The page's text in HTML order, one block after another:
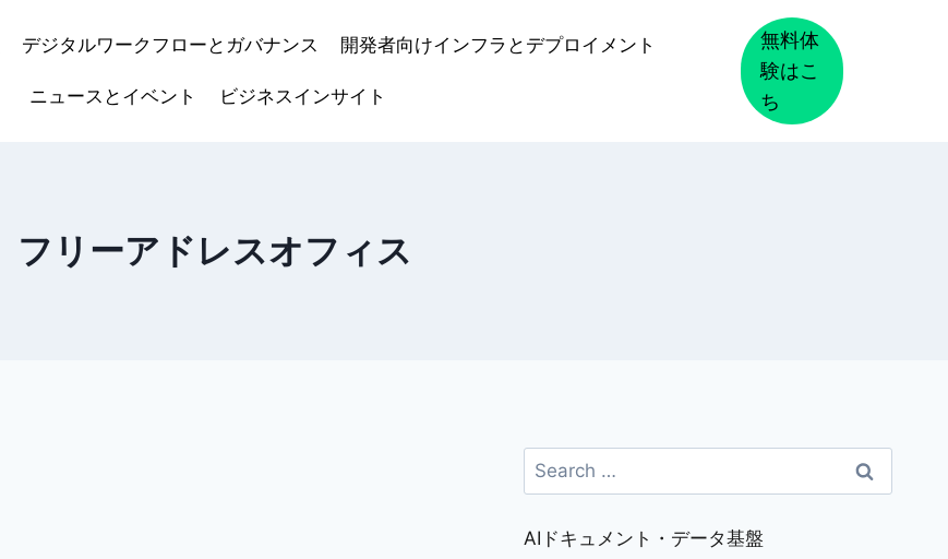
デジタルワークフローとガバナンス 開発者向けインフラとデプロイメント
ニュースとイベント ビジネスインサイト
無料体
験はこ
ち
フリーアドレスオフィス
Search
for:
AIドキュメント・データ基盤